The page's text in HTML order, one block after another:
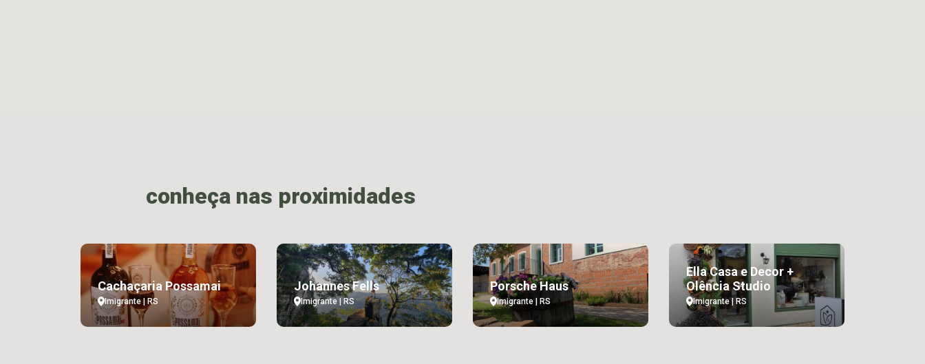
conheça nas proximidades
Cachaçaria Possamai
Imigrante | RS
Johannes Fells
Imigrante | RS
Porsche Haus
Imigrante | RS
Ella Casa e Decor +
Olência Studio
Imigrante | RS